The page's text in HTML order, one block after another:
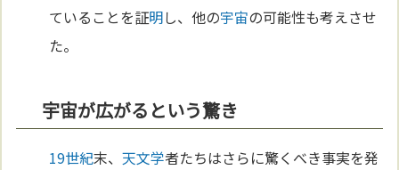
ていることを証明し、他の宇宙の可能性も考えさせ
た。
宇宙が広がるという驚き
19世紀末、天文学者たちはさらに驚くべき事実を発